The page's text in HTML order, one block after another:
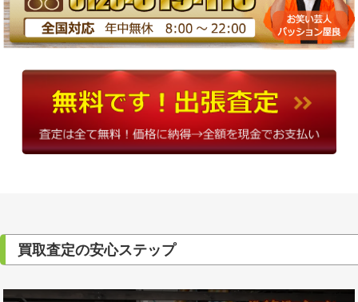
買取査定の安心ステップ